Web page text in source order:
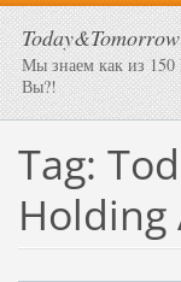
Мы знаем как из
Вы?!
Tag:
Holding